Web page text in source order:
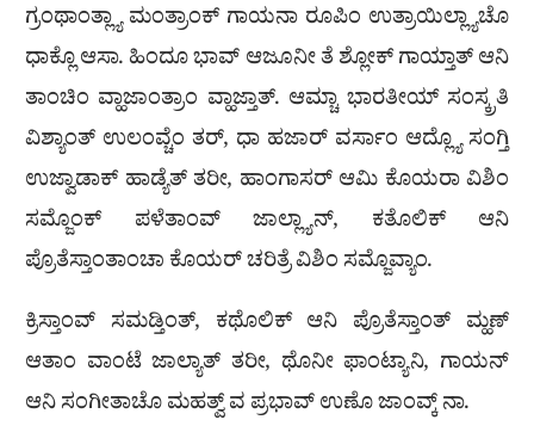
ಗ್ರಂಥಾಂತ್ಲ್ಯಾ ಮಂತ್ರಾಂಕ್ ಗಾಯನಾ ರೂಪಿಂ ಉತ್ರಾಯಿಲ್ಲ್ಯಾಚೊ
ಧಾಕ್ಲೊ ಆಸಾ. ಹಿಂದೂ ಭಾವ್ ಆಜೂನೀ ತೆ ಶ್ಲೋಕ್ ಗಾಯ್ತಾತ್ ಆನಿ
ತಾಂಚಿಂ ವ್ಹಾಜಾಂತ್ರಾಂ ವ್ಹಾಜ್ತಾತ್. ಆಮ್ಚಾ ಭಾರತೀಯ್ ಸಂಸ್ಕ್ರತಿ
ವಿಶ್ಯಾಂತ್ ಉಲಂವ್ಚೆಂ ತರ್, ಧಾ ಹಜಾರ್ ವರ್ಸಾಂ ಆದ್ಲ್ಯೊ ಸಂಗ್ತಿ
ಉಜ್ವಾಡಾಕ್ ಹಾಡ್ಯೆತ್ ತರೀ, ಹಾಂಗಾಸರ್ ಆಮಿ ಕೊಯರಾ ವಿಶಿಂ
ಸಮ್ಜೊಂಕ್ ಪಳೆತಾಂವ್ ಜಾಲ್ಲ್ಯಾನ್, ಕತೊಲಿಕ್ ಆನಿ
ಪ್ರೊತೆಸ್ತಾಂತಾಂಚಾ ಕೊಯರ್ ಚರಿತ್ರೆ ವಿಶಿಂ ಸಮ್ಜೊವ್ಯಾಂ.
ಕ್ರಿಸ್ತಾಂವ್ ಸಮಡ್ತಿಂತ್, ಕಥೊಲಿಕ್ ಆನಿ ಪ್ರೊತೆಸ್ತಾಂತ್ ಮ್ಹಣ್
ಆತಾಂ ವಾಂಟೆ ಜಾಲ್ಯಾತ್ ತರೀ, ಥೊನೀ ಫಾಂಟ್ಯಾನಿ, ಗಾಯನ್
ಆನಿ ಸಂಗೀತಾಚೊ ಮಹತ್ವ್ ವ ಪ್ರಭಾವ್ ಉಣೊ ಜಾಂವ್ಕ್ ನಾ.